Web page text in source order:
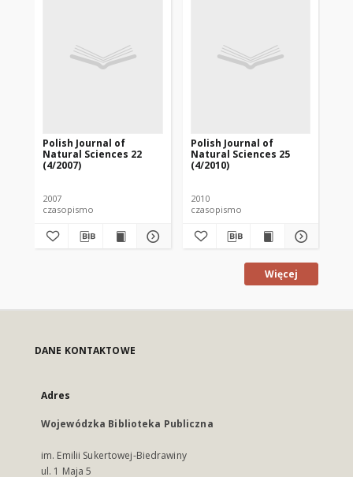
Polish Journal of
Natural Sciences 22
(4/2007)
2007
czasopismo
Polish Journal of
Natural Sciences 25
(4/2010)
2010
czasopismo
Więcej
DANE KONTAKTOWE
Adres
Wojewódzka Biblioteka Publiczna
im. Emilii Sukertowej-Biedrawiny
ul. 1 Maja 5